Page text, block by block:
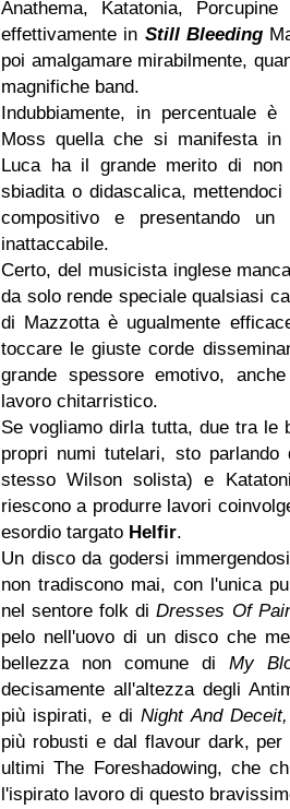
Anathema, Katatonia,
effettivamente in Still Bleeding
poi amalgamare mirabilmente,
magnifiche band.
Indubbiamente, in percentuale
Moss quella che si manifesta in
Luca ha il grande merito di
sbiadita o didascalica,
compositivo e presentando
inattaccabile.
Certo, del musicista inglese
da solo rende speciale qualsiasi
di Mazzotta è ugualmente
toccare le giuste corde
grande spessore emotivo,
lavoro chitarristico.
Se vogliamo dirla tutta, due tra le
propri numi tutelari, sto
stesso Wilson solista) e
riescono a produrre lavori
esordio targato Helfir.
Un disco da godersi
non tradiscono mai, con l'unica
nel sentore folk diDresses Of
pelo nell'uovo di un disco che
bellezza non comune di My
decisamente all'altezza degli
più ispirati, e diNight And Deceit,
più robusti e dal flavour dark,
ultimi The Foreshadowing, che
l'ispirato lavoro di questo